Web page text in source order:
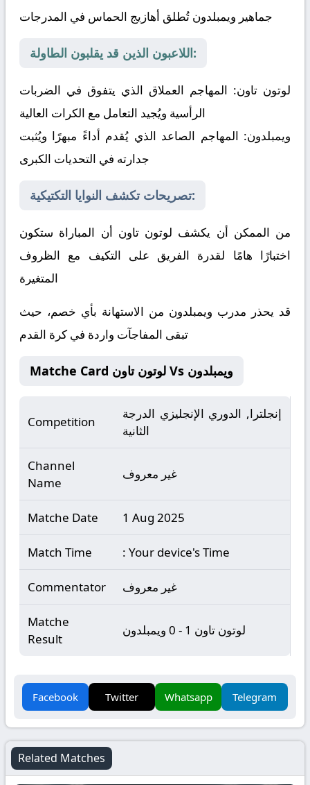
جماهير ويمبلدون تُطلق أهازيج الحماس في المدرجات
اللاعبون الذين قد يقلبون الطاولة:
لوتون تاون: المهاجم العملاق الذي يتفوق في الضربات
الرأسية ويُجيد التعامل مع الكرات العالية
ويمبلدون: المهاجم الصاعد الذي يُقدم أداءً مبهرًا ويُثبت
جدارته في التحديات الكبرى
تصريحات تكشف النوايا التكتيكية:
من الممكن أن يكشف لوتون تاون أن المباراة ستكون
اختبارًا هامًا لقدرة الفريق على التكيف مع الظروف
المتغيرة
قد يحذر مدرب ويمبلدون من الاستهانة بأي خصم، حيث
تبقى المفاجآت واردة في كرة القدم
Matche Card لوتون تاون Vs ويمبلدون
Competition
إنجلترا, الدوري الإنجليزي الدرجة
الثانية
Channel
Name
غير معروف
Matche Date 1 Aug 2025
Match Time : Your device's Time
Commentator غير معروف
Matche
Result
لوتون تاون 1 - 0 ويمبلدون
Facebook Twitter Whatsapp Telegram
Related Matches